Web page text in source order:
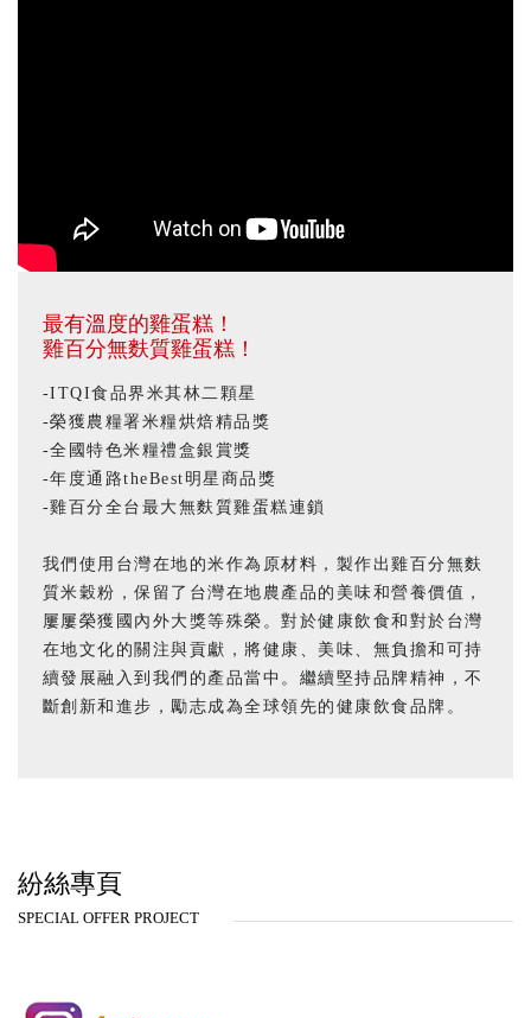
最有溫度的雞蛋糕！
雞百分無麩質雞蛋糕！
-ITQI食品界米其林二顆星
-榮獲農糧署米糧烘焙精品獎
-全國特色米糧禮盒銀賞獎
-年度通路theBest明星商品獎
-雞百分全台最大無麩質雞蛋糕連鎖
我們使用台灣在地的米作為原材料，製作出雞百分無麩
質米穀粉，保留了台灣在地農產品的美味和營養價值，
屢屢榮獲國內外大獎等殊榮。對於健康飲食和對於台灣
在地文化的關注與貢獻，將健康、美味、無負擔和可持
續發展融入到我們的產品當中。繼續堅持品牌精神，不
斷創新和進步，勵志成為全球領先的健康飲食品牌。
紛絲專頁
SPECIAL OFFER PROJECT